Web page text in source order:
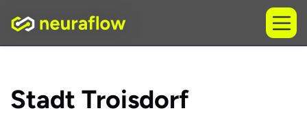
Stadt Troisdorf